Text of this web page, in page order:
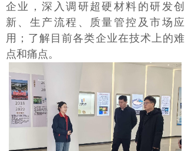
企业，深入调研超硬材料的研发创
新、生产流程、质量管控及市场应
用；了解目前各类企业在技术上的难
点和痛点。